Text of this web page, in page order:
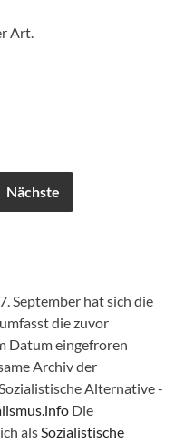
Art.
Nächste
September hat sich die
die zuvor
Datum eingefroren
Archiv der
Alternative -
Die
alsSozialistische